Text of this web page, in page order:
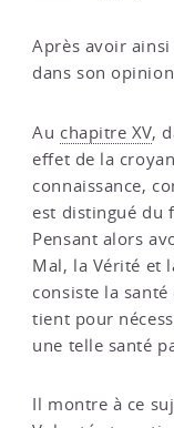
Après avoir ainsi
dans son
Au chapitre XV,
effet de la
connaissance,
est distingué du
Pensant alors
Mal, la Vérité et
consiste la santé
tient pour
une telle santé
Il montre à ce